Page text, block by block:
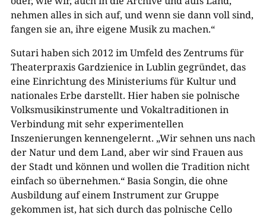
nehmen alles in sich auf, und wenn sie dann voll sind,
fangen sie an, ihre eigene Musikzu machen.“
Sutari haben sich 2012 im Umfeld des Zentrums für
Theaterpraxis Gardzienice in Lublin gegründet, das
eine Einrichtung des Ministeriums für Kultur und
nationales Erbe darstellt. Hier haben sie polnische
Volksmusikinstrumente und Vokaltraditionen in
Verbindung mit sehr experimentellen
Inszenierungen kennengelernt. „Wir sehnen uns nach
der Natur und dem Land, aber wir sind Frauen aus
der Stadt und können und wollen die Tradition nicht
einfach so übernehmen.“ Basia Songin, die ohne
Ausbildung auf einem Instrument zur Gruppe
gekommen ist, hat sich durch das polnische Cello